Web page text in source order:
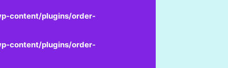
content/plugins/order-
content/plugins/order-